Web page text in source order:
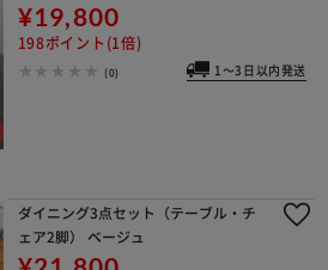
¥19,800
198ポイント(1倍)
(0) 1～3日以内発送
ダイニング3点セット（テーブル・チ
ェア2脚） ベージュ